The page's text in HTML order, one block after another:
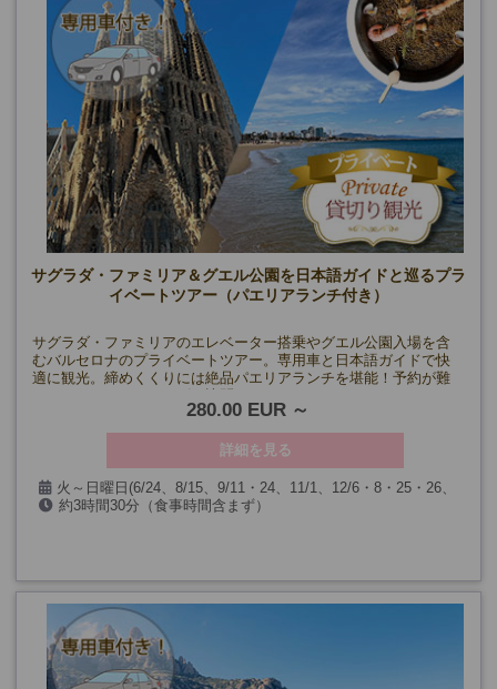
サグラダ・ファミリア＆グエル公園を日本語ガイドと巡るプラ
イベートツアー（パエリアランチ付き）
サグラダ・ファミリアのエレベーター搭乗やグエル公園入場を含
むバルセロナのプライベートツアー。専用車と日本語ガイドで快
適に観光。締めくくりには絶品パエリアランチを堪能！予約が難
280.00 EUR
詳細を見る
火～日曜日(6/24、8/15、9/11・24、11/1、12/6・8・25・26、
1/6、およびサグラダ･ファミリア閉館日を除く)
約3時間30分（食事時間含まず）